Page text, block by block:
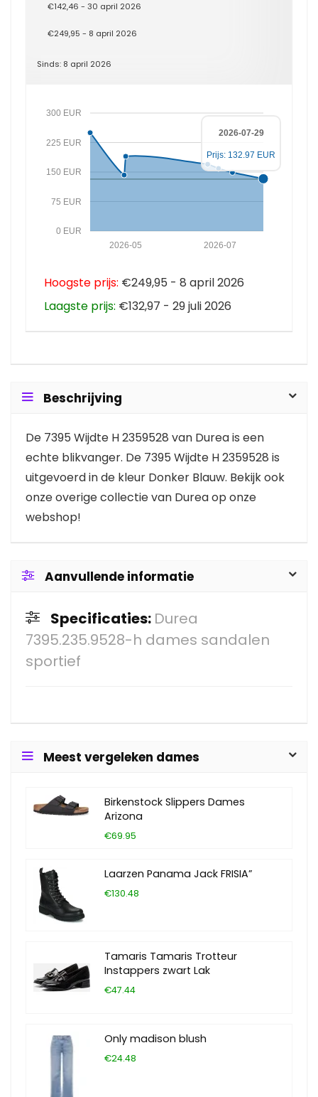
€142,46 - 30 april 2026
€249,95 - 8 april 2026
Sinds: 8 april 2026
0 EUR
75 EUR
150 EUR
225 EUR
300 EUR
2026-07
2026-05
2026-07-29
Prijs: 132.97 EUR
Hoogste prijs: €249,95 - 8 april 2026
Laagste prijs: €132,97 - 29 juli 2026
Beschrijving
De 7395 Wijdte H 2359528 van Durea is een
echte blikvanger. De 7395 Wijdte H 2359528 is
uitgevoerd in de kleur Donker Blauw. Bekijk ook
onze overige collectie van Durea op onze
webshop!
Aanvullende informatie
Specificaties: Durea
7395.235.9528-h dames sandalen
sportief
Meest vergeleken dames
Birkenstock Slippers Dames
Arizona
€69.95
Laarzen Panama Jack FRISIA”
€130.48
Tamaris Tamaris Trotteur
Instappers zwart Lak
€47.44
Only madison blush
€24.48